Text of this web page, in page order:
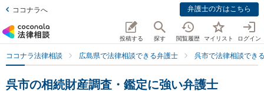
ココナラへ 弁護士の方はこちら
投稿する 探す 閲覧履歴 マイリスト ログイン
ココナラ法律相談 広島県で法律相談できる弁護士 呉市で法律相談でき
呉市の相続財産調査・鑑定に強い弁護士